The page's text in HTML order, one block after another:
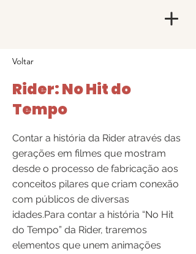
Voltar
Rider: No Hit do
Tempo
Contar a história da Rider através das
gerações em filmes que mostram
desde o processo de fabricação aos
conceitos pilares que criam conexão
com públicos de diversas
idades.Para contar a história “No Hit
do Tempo” da Rider, traremos
elementos que unem animações